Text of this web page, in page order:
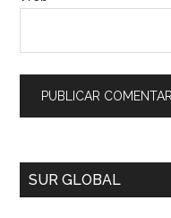
SUR GLOBAL